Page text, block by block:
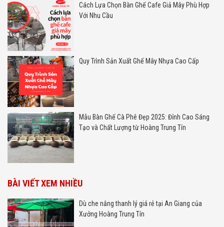
Cách Lựa Chọn Bàn Ghế Cafe Giả Mây Phù Hợp
Với Nhu Cầu
Quy Trình Sản Xuất Ghế Mây Nhựa Cao Cấp
Mẫu Bàn Ghế Cà Phê Đẹp 2025: Đỉnh Cao Sáng
Tạo và Chất Lượng từ Hoàng Trung Tín
BÀI VIẾT XEM NHIỀU
Dù che nắng thanh lý giá rẻ tại An Giang của
Xưởng Hoàng Trung Tín